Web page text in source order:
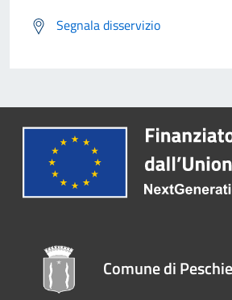
Segnala disservizio
Comune di